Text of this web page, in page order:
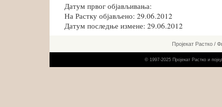
Датум првог објављивања:
На Растку објављено: 29.06.2012
Датум последње измене: 29.06.2012
Пројекат Растко /
© 1997-2025 Пројекат Растко и